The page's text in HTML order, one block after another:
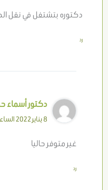
دكتوره بتشتغل في نقل
رد
دكتور أسماء
8 يناير 2022 الساعة 1:05 صباحًا
غير متوفر حاليا
رد